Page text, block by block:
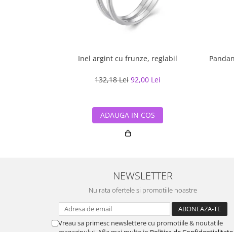
Inel argint cu frunze, reglabil
132,18 Lei 92,00 Lei
ADAUGA IN COS
NEWSLETTER
Nu rata ofertele si promotiile noastre
Vreau sa primesc newslettere cu promotiile & noutatile